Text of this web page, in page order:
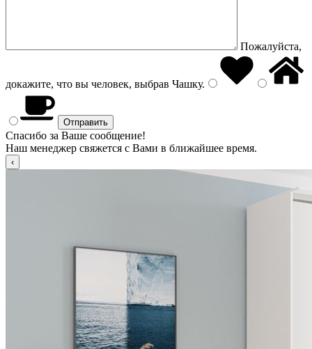
Пожалуйста,
докажите, что вы человек, выбрав Чашку.
Спасибо за Ваше сообщение!
Наш менеджер свяжется с Вами в ближайшее время.